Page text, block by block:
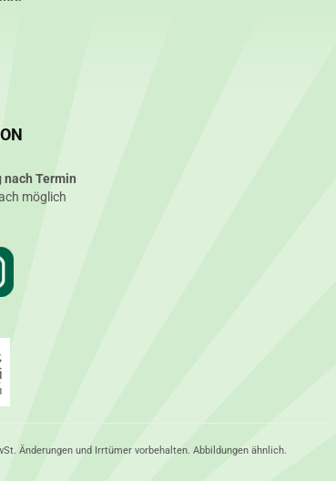
nach Termin
möglich
Änderungen und Irrtümer vorbehalten. Abbildungen ähnlich.